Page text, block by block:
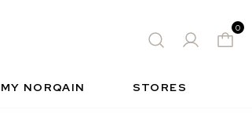
0
MY NORQAIN STORES
FREE-SPIRIT SPORTS WATCH